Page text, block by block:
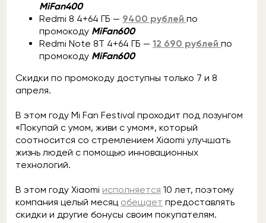
MiFan400
Redmi 8 4+64 ГБ — 9400 рублей по
промокоду MiFan600
Redmi Note 8T 4+64 ГБ — 12 690 рублей по
промокоду MiFan600
Скидки по промокоду доступны только 7 и 8
апреля.
В этом году Mi Fan Festival проходит под лозунгом
«Покупай с умом, живи с умом», который
соотносится со стремлением Xiaomi улучшать
жизнь людей с помощью инновационных
технологий.
В этом году Xiaomi исполняется 10 лет, поэтому
компания целый месяц обещает предоставлять
скидки и другие бонусы своим покупателям.